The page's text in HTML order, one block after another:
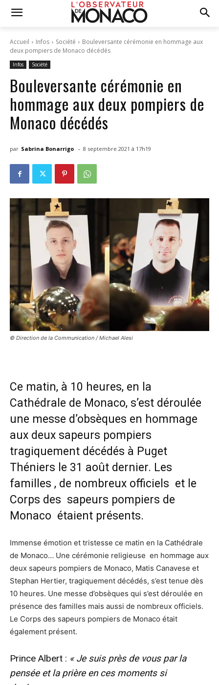
Accueil Infos Société
Bouleversante cérémonie en hommage aux
deux pompiers de Monaco décédés
Infos Société
Bouleversante cérémonie en
hommage aux deux pompiers de
Monaco décédés
par Sabrina Bonarrigo - 8 septembre 2021 à 17h19
© Direction de la Communication / Michael Alesi
Ce matin, à 10 heures, en la
Cathédrale de Monaco, s’est déroulée
une messe d’obsèques en hommage
aux deux sapeurs pompiers
tragiquement décédés à Puget
Théniers le 31 août dernier. Les
familles , de nombreux officiels et le
Corps des sapeurs pompiers de
Monaco étaient présents.
Immense émotion et tristesse ce matin en la Cathédrale
de Monaco… Une cérémonie religieuse en hommage aux
deux sapeurs pompiers de Monaco, Matis Canavese et
Stephan Hertier, tragiquement décédés, s’est tenue dès
10 heures. Une messe d’obsèques qui s’est déroulée en
présence des familles mais aussi de nombreux officiels.
Le Corps des sapeurs pompiers de Monaco était
également présent.
Prince Albert : « Je suis près de vous par la
pensée et la prière en ces moments si